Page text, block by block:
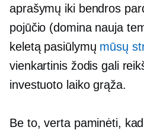
aprašymų iki bendros
pojūčio (domina nauja
keletą pasiūlymų mūsų
vienkartinis žodis gali
investuoto laiko grąža.
Be to, verta paminėti,